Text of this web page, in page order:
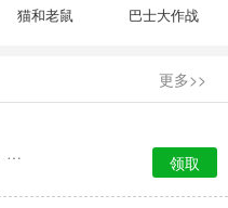
猫和老鼠 巴士大作战
更多>>
钻石*888、金币*8888、幸运音能*2、高级经验卡*2
领取